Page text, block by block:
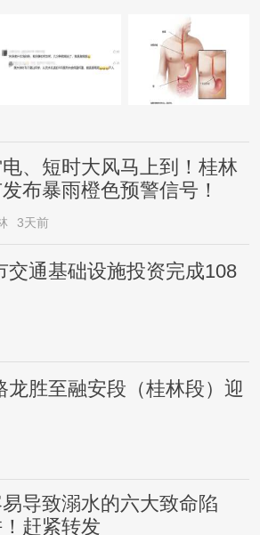
、短时大风马上到！桂林
布暴雨橙色预警信号！
3天前
交通基础设施投资完成108
胜至融安段（桂林段）迎
导致溺水的六大致命陷
！赶紧转发